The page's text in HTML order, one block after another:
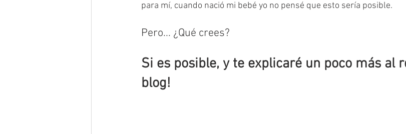
para mí, cuando nació mi bebé yo no pensé que esto sería posible.
Pero... ¿Qué crees?
Si es posible, y te explicaré un poco más al
blog!